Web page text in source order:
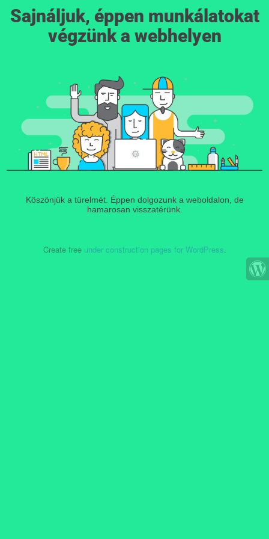
Sajnáljuk, éppen munkálatokat
végzünk a webhelyen
Köszönjük a türelmét. Éppen dolgozunk a weboldalon, de
hamarosan visszatérünk.
Create free under construction pages for WordPress.